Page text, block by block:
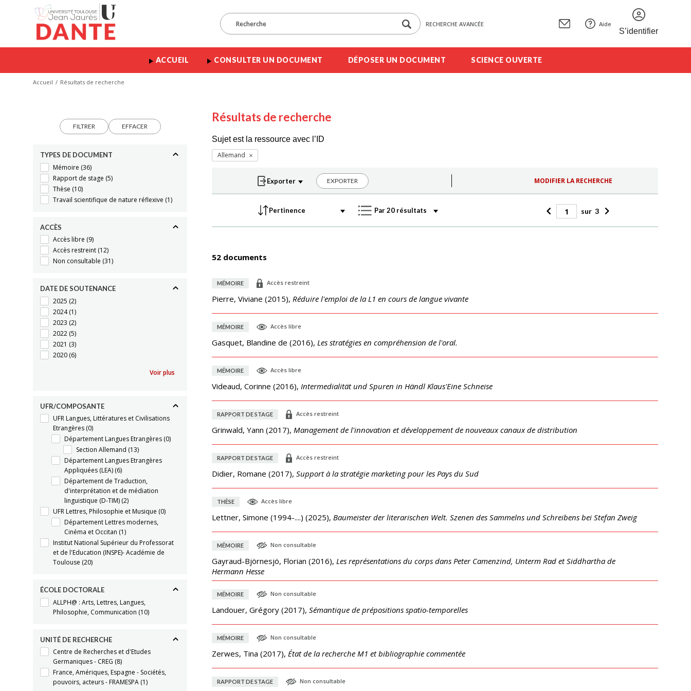
RECHERCHE AVANCÉE Aide
S’identifier
ACCUEIL CONSULTER UN DOCUMENT DÉPOSER UN DOCUMENT SCIENCE OUVERTE
Accueil Résultats de recherche
FILTRER EFFACER
TYPES DE DOCUMENT
Mémoire (36)
Rapport de stage (5)
Thèse (10)
Travail scientifique de nature réflexive (1)
ACCÈS
Accès libre (9)
Accès restreint (12)
Non consultable (31)
DATE DE SOUTENANCE
2025 (2)
2024(1)
2023 (2)
2022 (5)
2021 (3)
2020 (6)
Voir plus
UFR/COMPOSANTE
UFR Langues, Littératures et Civilisations
Etrangères (0)
Département Langues Etrangères (0)
Section Allemand (13)
Département Langues Etrangères
Appliquées (LEA) (6)
Département de Traduction,
d'interprétation et de médiation
linguistique (D-TIM) (2)
UFR Lettres, Philosophie et Musique (0)
Département Lettres modernes,
Cinéma et Occitan (1)
Institut National Supérieur du Professorat
et de l'Education (INSPE)- Académie de
Toulouse (20)
ÉCOLE DOCTORALE
ALLPH@ : Arts, Lettres, Langues,
Philosophie, Communication (10)
UNITÉ DE RECHERCHE
Centre de Recherches et d'Etudes
Germaniques - CREG (8)
France, Amériques, Espagne - Sociétés,
pouvoirs, acteurs - FRAMESPA (1)
Résultats de recherche
Sujet est la ressource avec l’ID
Allemand
EXPORTER MODIFIER LA RECHERCHE
sur 3
52 documents
MÉMOIRE Accès restreint
Pierre, Viviane (2015), Réduire l'emploi de la L1 en cours de langue vivante
MÉMOIRE Accès libre
Gasquet, Blandine de (2016), Les stratégies en compréhension de l'oral.
MÉMOIRE Accès libre
Videaud, Corinne (2016), Intermedialität und Spuren in Händl Klaus'Eine Schneise
RAPPORT DE STAGE Accès restreint
Grinwald, Yann (2017), Management de l'innovation et développement de nouveaux canaux de distribution
RAPPORT DE STAGE Accès restreint
Didier, Romane (2017), Support à la stratégie marketing pour les Pays du Sud
THÈSE Accès libre
Lettner, Simone (1994-....) (2025), Baumeister der literarischen Welt. Szenen des Sammelns und Schreibens bei Stefan Zweig
MÉMOIRE Non consultable
Gayraud-Björnesjö, Florian (2016), Les représentations du corps dans Peter Camenzind, Unterm Rad et Siddhartha de
Hermann Hesse
MÉMOIRE Non consultable
Landouer, Grégory (2017), Sémantique de prépositions spatio-temporelles
MÉMOIRE Non consultable
Zerwes, Tina (2017), État de la recherche M1 et bibliographie commentée
RAPPORT DE STAGE Non consultable